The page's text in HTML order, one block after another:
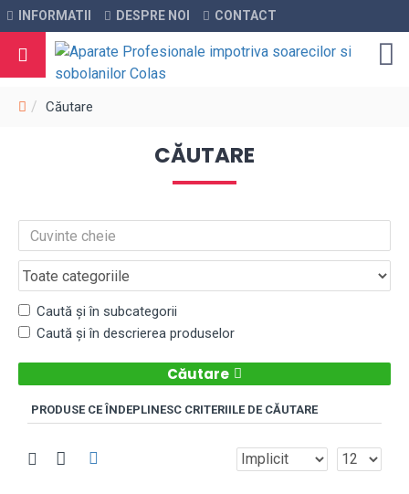
INFORMATII DESPRE NOI CONTACT
Căutare
CĂUTARE
Caută și în subcategorii
Caută și în descrierea produselor
Căutare
PRODUSE CE ÎNDEPLINESC CRITERIILE DE CĂUTARE